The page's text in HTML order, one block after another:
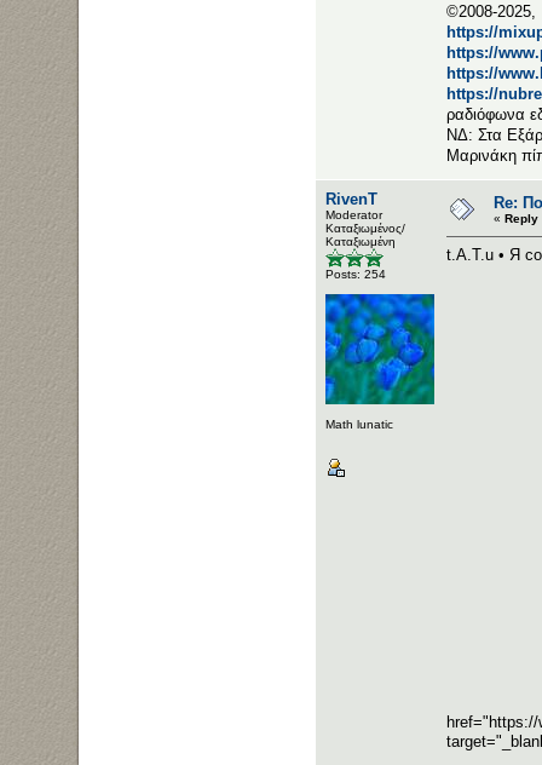
©2008-2025,
https://
https://
https://
https://
ραδιόφωνα
ΝΔ: Στα
Μαρινάκη
RivenT
Moderator
Καταξιωμένος/
Καταξιωμένη
Posts: 254
Math lunatic
Re:
« Reply
t.A.T.u • Я